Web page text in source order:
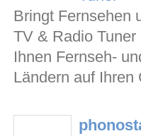
Bringt Fernsehen
TV & Radio
Ihnen Fernseh-
Ländern auf Ihren